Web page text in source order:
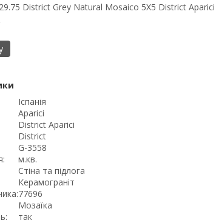
District Grey Natural Mosaico 5X5 District Aparici
Іспанія
Aparici
District Aparici
District
G-3558
м.кв.
Стіна та підлога
Керамограніт
77696
Мозаїка
так